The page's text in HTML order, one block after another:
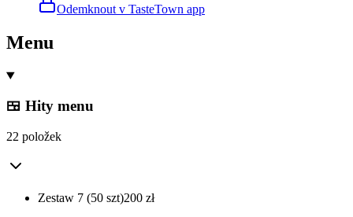
Odemknout v TasteTown app
Menu
🍱 Hity menu
22 položek
Zestaw 7 (50 szt)200 zł